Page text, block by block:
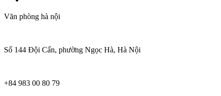
Văn phòng hà nội
Số 144 Đội Cấn, phường Ngọc Hà, Hà Nội
+84 983 00 80 79